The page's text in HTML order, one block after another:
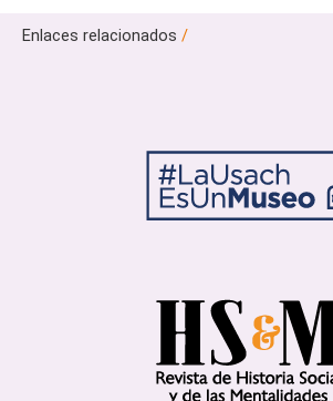
Enlaces relacionados /